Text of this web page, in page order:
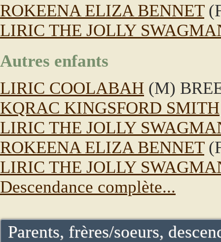
ROKEENA ELIZA BENNET
LIRIC THE JOLLY
Autres enfants
LIRIC COOLABAH (M)
KQRAC KINGSFORD SMITH
LIRIC THE JOLLY
ROKEENA ELIZA BENNET
LIRIC THE JOLLY
Descendance complète...
Parents, frères/soeurs,